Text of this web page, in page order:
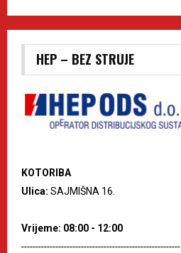
HEP – BEZ STRUJE
KOTORIBA
Ulica: SAJMIŠNA 16.
Vrijeme: 08:00 - 12:00
--------------------------------------------------------